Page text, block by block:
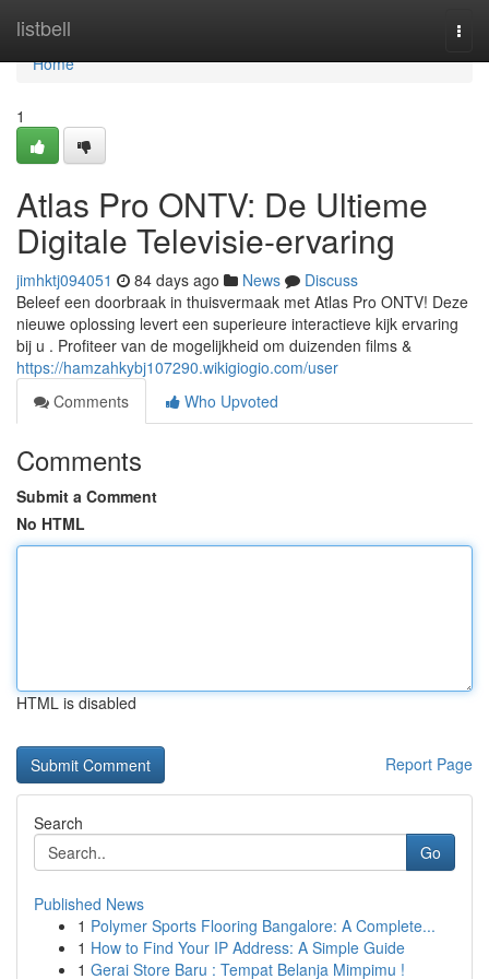
listbell
Home
Home
1
Atlas Pro ONTV: De Ultieme
Digitale Televisie-ervaring
jimhktj094051 84 days ago News
Discuss
Beleef een doorbraak in thuisvermaak met Atlas Pro ONTV! Deze
nieuwe oplossing levert een superieure interactieve kijk ervaring
bij u . Profiteer van de mogelijkheid om duizenden films &
https://hamzahkybj107290.wikigiogio.com/user
Comments
Who Upvoted
Comments
Submit a Comment
No HTML
HTML is disabled
Report Page
Search
Go
Published News
1 Polymer Sports Flooring Bangalore: A Complete...
1 How to Find Your IP Address: A Simple Guide
1 Gerai Store Baru : Tempat Belanja Mimpimu !